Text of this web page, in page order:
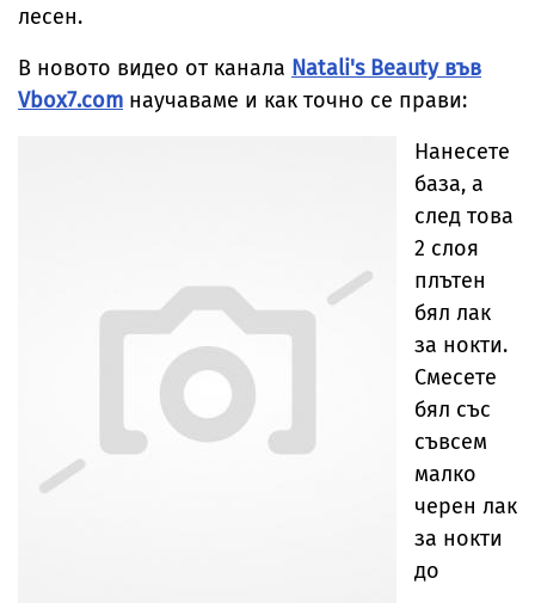
лесен.
В новото видео от канала Natali's Beauty във
Vbox7.com научаваме и как точно се прави:
Нанесете
база, а
след това
2 слоя
плътен
бял лак
за нокти.
Смесете
бял със
съвсем
малко
черен лак
за нокти
до